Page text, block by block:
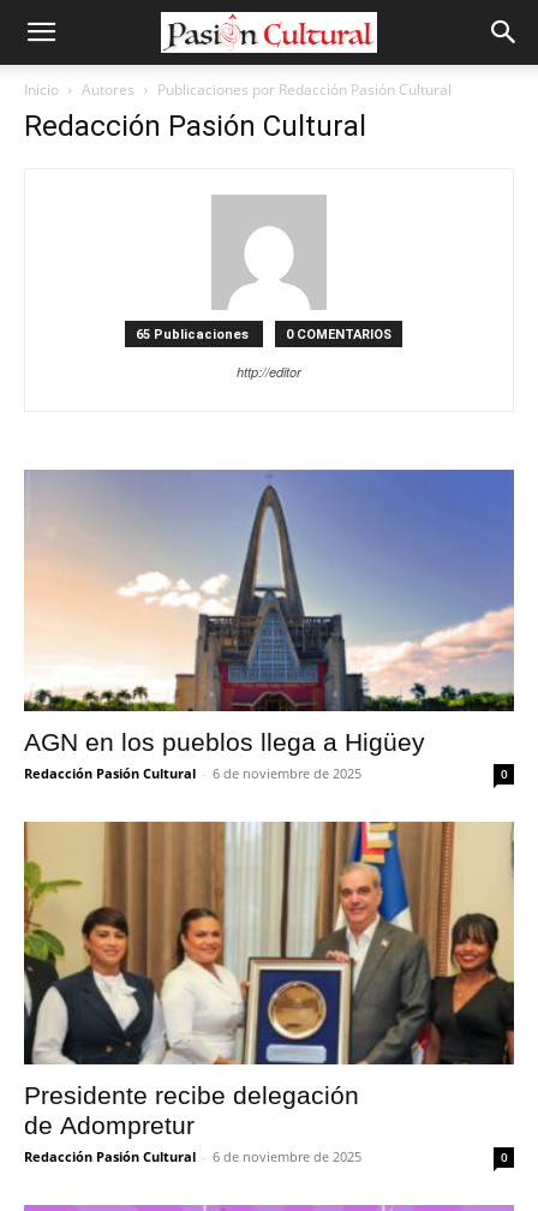
Inicio Autores Publicaciones por Redacción Pasión Cultural
Redacción Pasión Cultural
65 Publicaciones 0 COMENTARIOS
http://editor
AGN en los pueblos llega a Higüey
Redacción Pasión Cultural - 6 de noviembre de 2025 0
Presidente recibe delegación
de Adompretur
Redacción Pasión Cultural - 6 de noviembre de 2025 0